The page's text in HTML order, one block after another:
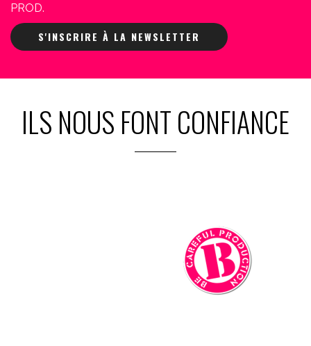
PROD.
S'INSCRIRE À LA NEWSLETTER
ILS NOUS FONT CONFIANCE